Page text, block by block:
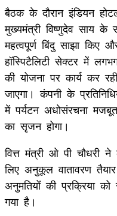
बैठक के दौरान इंडियन
मुख्यमंत्री विष्णुदेव साय
महत्वपूर्ण बिंदु साझा किए
हॉस्पिटैलिटी सेक्टर में
की योजना पर कार्य कर
जाएगा। कंपनी के
में पर्यटन अधोसंरचना
का सृजन होगा।
वित्त मंत्री ओ पी चौधरी
लिए अनुकूल वातावरण
अनुमतियों की प्रक्रिया
गया है।